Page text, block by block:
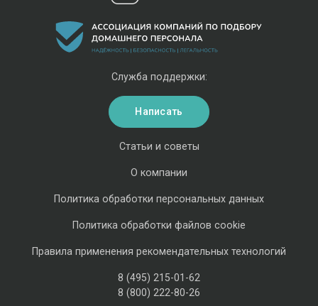
Статьи и советы
О компании
Политика обработки персональных данных
Политика обработки файлов cookie
Правила применения рекомендательных технологий
8 (495) 215-01-62
8 (800) 222-80-26
Служба поддержки:
Написать